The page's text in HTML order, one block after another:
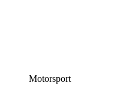
Motorsport